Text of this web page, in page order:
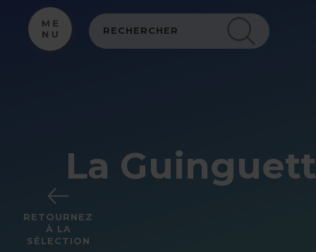
RETOURNEZ
À LA
SÉLECTION
La
Panneau de gestion des cookies